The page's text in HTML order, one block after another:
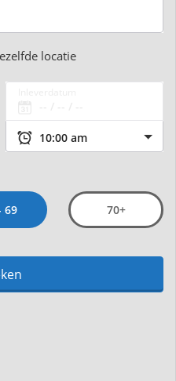
locatie
69 70+